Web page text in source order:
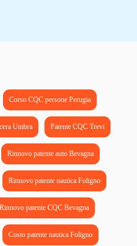
Corso CQC persone Perugia
Umbra Patente CQC Trevi
Rinnovo patente auto Bevagna
Rinnovo patente nautica Foligno
Rinnovo patente CQC Bevagna
Costo patente nautica Foligno